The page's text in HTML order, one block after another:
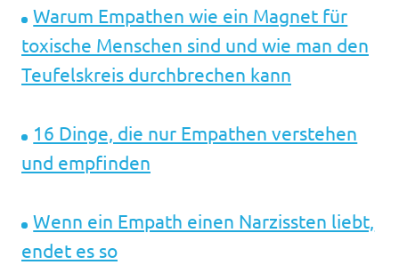
Warum Empathen wie ein Magnet für
toxische Menschen sind und wie man den
Teufelskreis durchbrechen kann
16 Dinge, die nur Empathen verstehen
und empfinden
Wenn ein Empath einen Narzissten liebt,
endet es so